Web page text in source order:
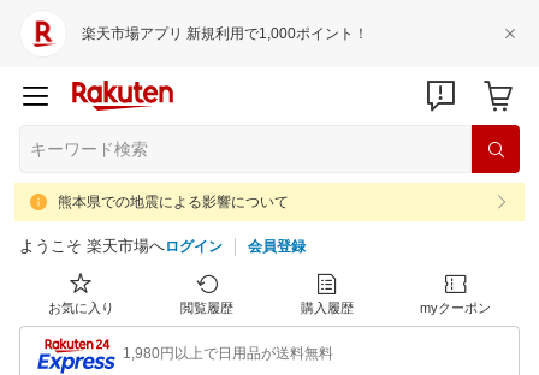
楽天市場アプリ 新規利用で1,000ポイント！
熊本県での地震による影響について
ようこそ 楽天市場へログイン 会員登録
お気に入り 閲覧履歴 購入履歴 myクーポン
1,980円以上で日用品が送料無料